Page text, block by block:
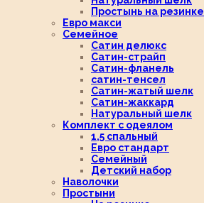
Простынь на резинке
Евро макси
Семейное
Сатин делюкс
Сатин-страйп
Сатин-фланель
сатин-тенсел
Сатин-жатый шелк
Сатин-жаккард
Натуральный шелк
Комплект с одеялом
1,5 спальный
Евро стандарт
Семейный
Детский набор
Наволочки
Простыни